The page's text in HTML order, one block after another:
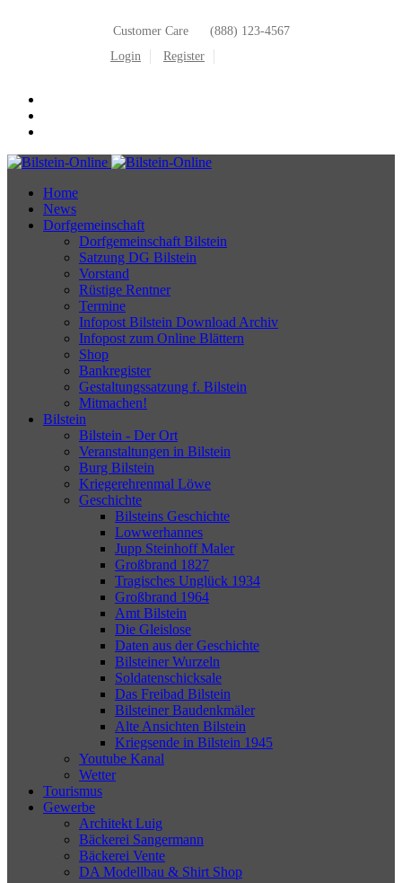
Customer Care
(888) 123-4567
Login
Register
Home
News
Dorfgemeinschaft
Dorfgemeinschaft Bilstein
Satzung DG Bilstein
Vorstand
Rüstige Rentner
Termine
Infopost Bilstein Download Archiv
Infopost zum Online Blättern
Shop
Bankregister
Gestaltungssatzung f. Bilstein
Mitmachen!
Bilstein
Bilstein - Der Ort
Veranstaltungen in Bilstein
Burg Bilstein
Kriegerehrenmal Löwe
Geschichte
Bilsteins Geschichte
Lowwerhannes
Jupp Steinhoff Maler
Großbrand 1827
Tragisches Unglück 1934
Großbrand 1964
Amt Bilstein
Die Gleislose
Daten aus der Geschichte
Bilsteiner Wurzeln
Soldatenschicksale
Das Freibad Bilstein
Bilsteiner Baudenkmäler
Alte Ansichten Bilstein
Kriegsende in Bilstein 1945
Youtube Kanal
Wetter
Tourismus
Gewerbe
Architekt Luig
Bäckerei Sangermann
Bäckerei Vente
DA Modellbau & Shirt Shop